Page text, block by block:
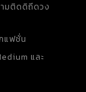
มติดดิถีดวง
แฟชั่น
และ